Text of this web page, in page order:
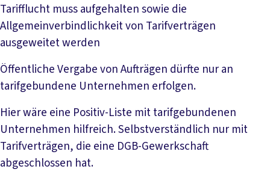
Tarifflucht muss aufgehalten sowie die
Allgemeinverbindlichkeit von Tarifverträgen
ausgeweitet werden
Öffentliche Vergabe von Aufträgen dürfte nur an
tarifgebundene Unternehmen erfolgen.
Hier wäre eine Positiv-Liste mit tarifgebundenen
Unternehmen hilfreich. Selbstverständlich nur mit
Tarifverträgen, die eine DGB-Gewerkschaft
abgeschlossen hat.